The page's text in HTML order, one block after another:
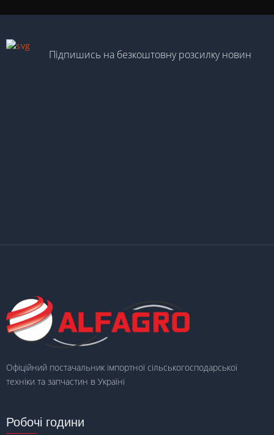
Підпишись на безкоштовну розсилку новин
Офіційний постачальник імпортної сільськогосподарської
техніки та запчастин в Україні
Робочі години